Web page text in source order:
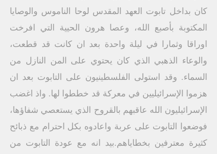
كان بداخل تابوت العهد المقدس لوحا الناموس والوصايا
المكتوبة بأصبع الله، وعصا هرون الحيية التي افرخت
اوراقا وثمارا في ليلة واحدة بعد ان كانت قد قطعت،
والوعاء الذهبي الذي كان يحتوي على المن النازل من
السماء. وقد استولى الفلسطينيون على التابوت بعد ان
هزموا الإسرائيليين في معركة قد خططوا لها. واذ اغضب
الإسرائيليون الله عاقبهم بالقروح الذي يستعصي شفاؤها،
فوضعوا التابوت على عربة واعادوه بكل احترام مع ذبائح
كثيرة معترفين بخطاياهم.بيد انه مع عودة التابوت من